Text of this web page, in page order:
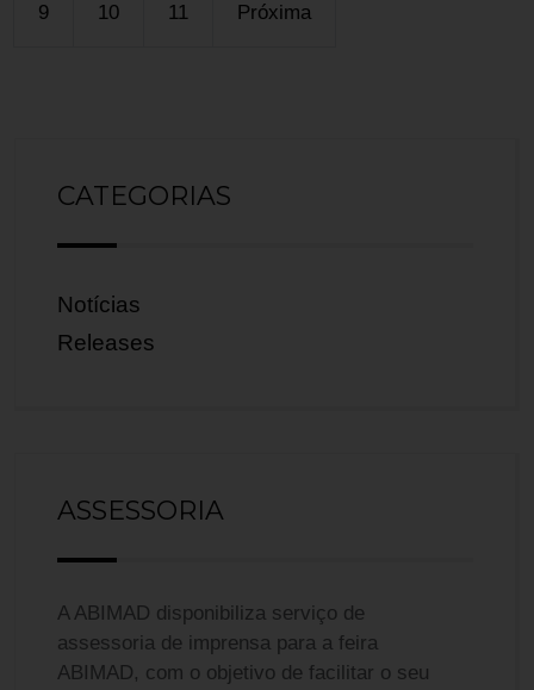
9 10 11 Próxima
CATEGORIAS
Notícias
Releases
ASSESSORIA
A ABIMAD disponibiliza serviço de
assessoria de imprensa para a feira
ABIMAD, com o objetivo de facilitar o seu